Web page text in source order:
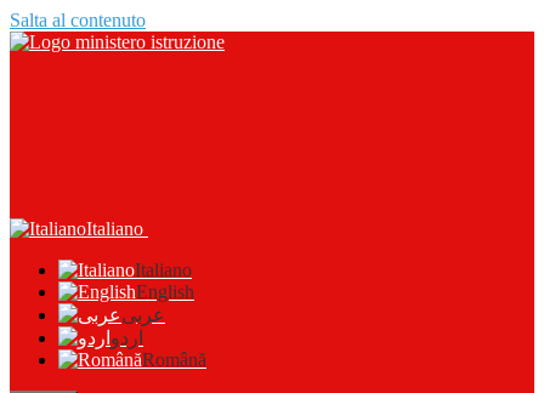
Salta al contenuto
Italiano
Italiano
English
عربى
اردو
Română